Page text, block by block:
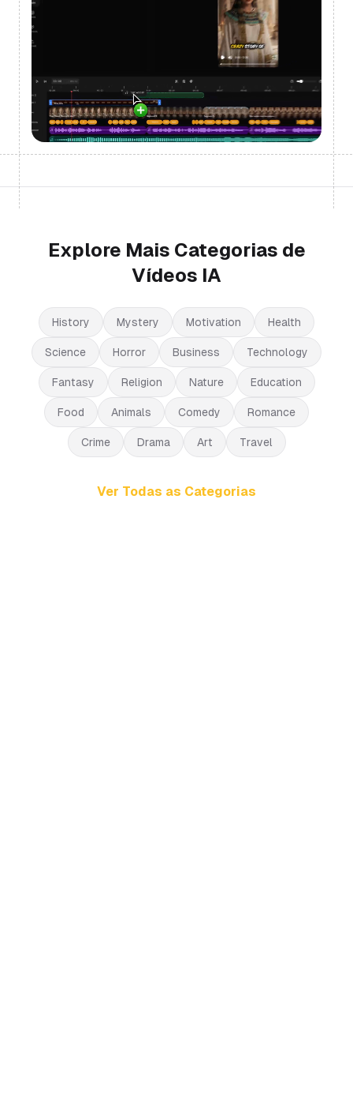
Explore Mais Categorias de
Vídeos IA
History Mystery Motivation Health
Science Horror Business Technology
Fantasy Religion Nature Education
Food Animals Comedy Romance
Crime Drama Art Travel
Ver Todas as Categorias